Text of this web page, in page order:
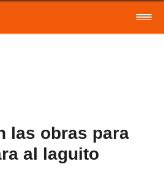
las obras para
al laguito